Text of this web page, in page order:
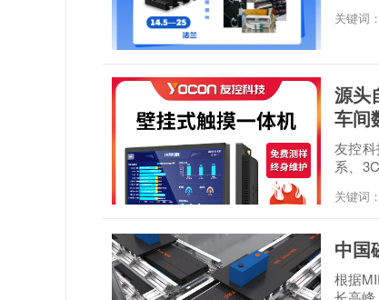
关键词：
源头
车间
友控
系、
关键词：
中国
根据